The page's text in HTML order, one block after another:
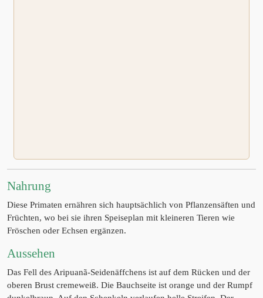
Nahrung
Diese Primaten ernähren sich hauptsächlich von Pflanzensäften und
Früchten, wo bei sie ihren Speiseplan mit kleineren Tieren wie
Fröschen oder Echsen ergänzen.
Aussehen
Das Fell des Aripuanã-Seidenäffchens ist auf dem Rücken und der
oberen Brust cremeweiß. Die Bauchseite ist orange und der Rumpf